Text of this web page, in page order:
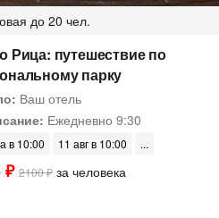
до 20 чел.
Рица: путешествие по
парку
Ваш отель
Ежедневно 9:30
в 10:00 11 авг в 10:00
₽ 2100 ₽ за человека